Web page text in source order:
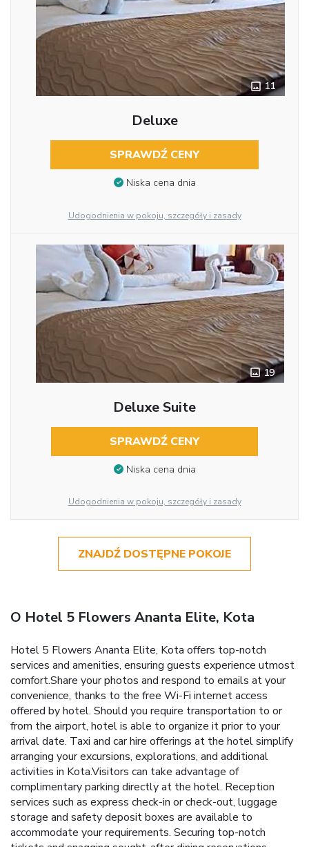
11
Deluxe
SPRAWDŹ CENY
Niska cena dnia
Udogodnienia w pokoju, szczegóły i zasady
19
Deluxe Suite
SPRAWDŹ CENY
Niska cena dnia
Udogodnienia w pokoju, szczegóły i zasady
ZNAJDŹ DOSTĘPNE POKOJE
O Hotel 5 Flowers Ananta Elite, Kota
Hotel 5 Flowers Ananta Elite, Kota offers top-notch
services and amenities, ensuring guests experience utmost
comfort.Share your photos and respond to emails at your
convenience, thanks to the free Wi-Fi internet access
offered by hotel. Should you require transportation to or
from the airport, hotel is able to organize it prior to your
arrival date. Taxi and car hire offerings at the hotel simplify
arranging your excursions, explorations, and additional
activities in Kota.Visitors can take advantage of
complimentary parking directly at the hotel. Reception
services such as express check-in or check-out, luggage
storage and safety deposit boxes are available to
accommodate your requirements. Securing top-notch